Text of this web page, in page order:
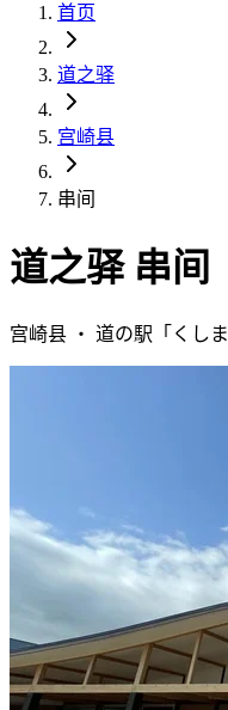
首页
道之驿
宫崎县
串间
道之驿 串间
宫崎县 ・ 道の駅「 くしま